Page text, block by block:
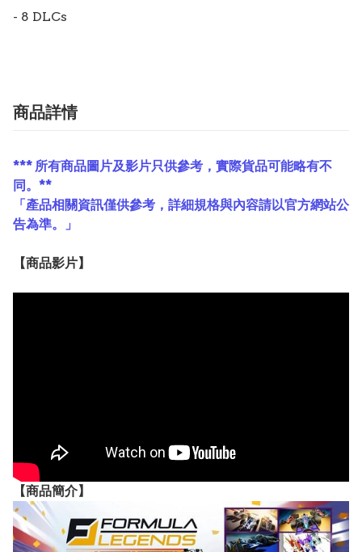
- 8 DLCs
商品詳情
*** 所有商品圖片及影片只供參考，實際貨品可能略有不
同。**
「產品相關資訊僅供參考，詳細規格與內容請以官方網站公
告為準。」
【商品影片】
【商品簡介】